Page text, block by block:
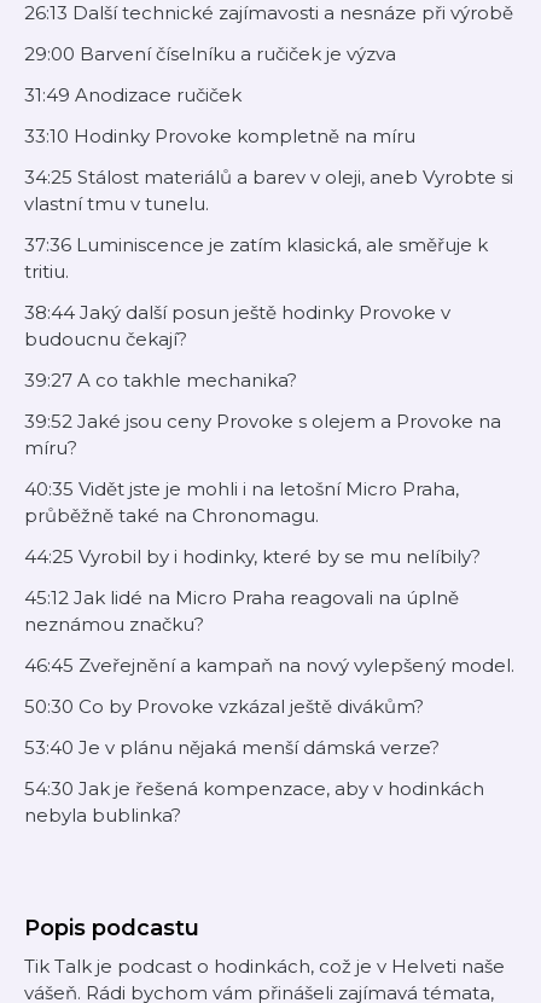
26:13 Další technické zajímavosti a nesnáze při výrobě
29:00 Barvení číselníku a ručiček je výzva
31:49 Anodizace ručiček
33:10 Hodinky Provoke kompletně na míru
34:25 Stálost materiálů a barev v oleji, aneb Vyrobte si
vlastní tmu v tunelu.
37:36 Luminiscence je zatím klasická, ale směřuje k
tritiu.
38:44 Jaký další posun ještě hodinky Provoke v
budoucnu čekají?
39:27 A co takhle mechanika?
39:52 Jaké jsou ceny Provoke s olejem a Provoke na
míru?
40:35 Vidět jste je mohli i na letošní Micro Praha,
průběžně také na Chronomagu.
44:25 Vyrobil by i hodinky, které by se mu nelíbily?
45:12 Jak lidé na Micro Praha reagovali na úplně
neznámou značku?
46:45 Zveřejnění a kampaň na nový vylepšený model.
50:30 Co by Provoke vzkázal ještě divákům?
53:40 Je v plánu nějaká menší dámská verze?
54:30 Jak je řešená kompenzace, aby v hodinkách
nebyla bublinka?
Popis podcastu
Tik Talk je podcast o hodinkách, což je v Helveti naše
vášeň. Rádi bychom vám přinášeli zajímavá témata,